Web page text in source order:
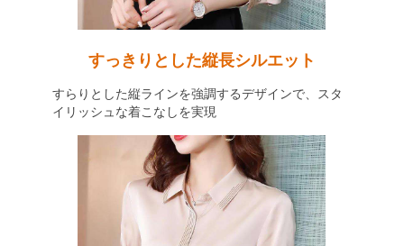
すっきりとした縦長シルエット
すらりとした縦ラインを強調するデザインで、スタ
イリッシュな着こなしを実現